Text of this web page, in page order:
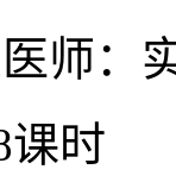
师：
课时